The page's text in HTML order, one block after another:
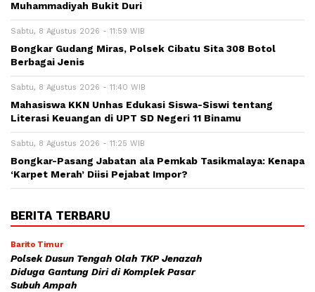
Muhammadiyah Bukit Duri
Sabtu, 8 Agustus 2026 - 11:59 WIB
Bongkar Gudang Miras, Polsek Cibatu Sita 308 Botol
Berbagai Jenis
Sabtu, 8 Agustus 2026 - 11:40 WIB
Mahasiswa KKN Unhas Edukasi Siswa-Siswi tentang
Literasi Keuangan di UPT SD Negeri 11 Binamu
Sabtu, 8 Agustus 2026 - 11:25 WIB
Bongkar-Pasang Jabatan ala Pemkab Tasikmalaya: Kenapa
‘Karpet Merah’ Diisi Pejabat Impor?
BERITA TERBARU
Barito Timur
Polsek Dusun Tengah Olah TKP Jenazah
Diduga Gantung Diri di Komplek Pasar
Subuh Ampah